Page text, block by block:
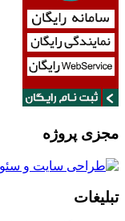
مجزی پروژه
تبلیغات